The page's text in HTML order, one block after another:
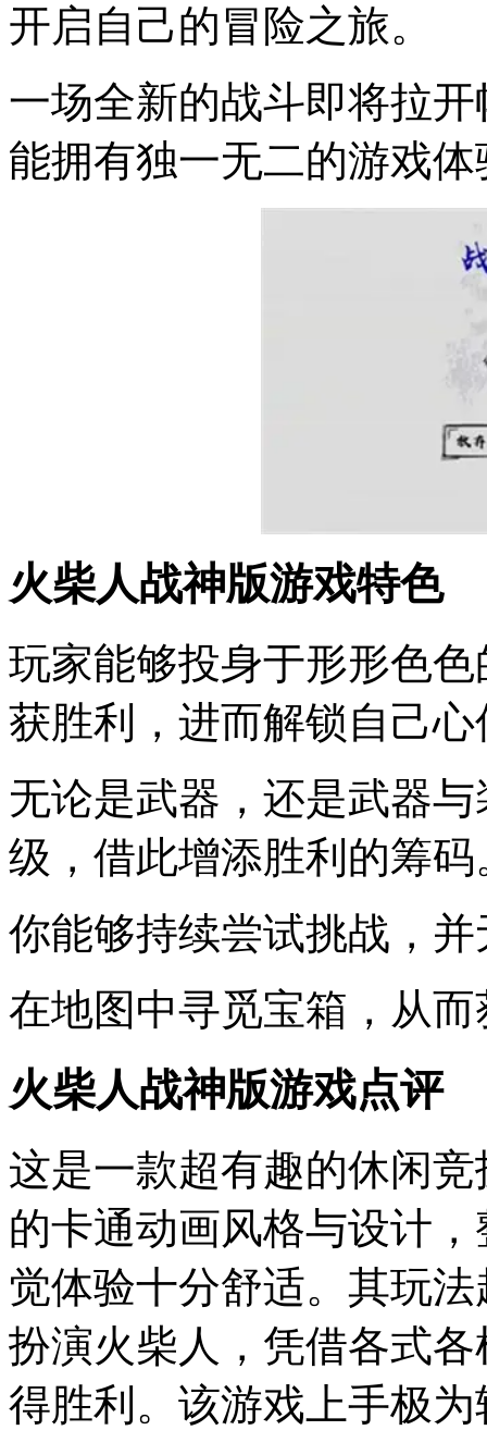
开启自己的冒险之旅。
一场全新的战斗即将拉
能拥有独一无二的游戏体
火柴人战神版游戏特色
玩家能够投身于形形色
获胜利，进而解锁自己
无论是武器，还是武器
级，借此增添胜利的筹码
你能够持续尝试挑战，
在地图中寻觅宝箱，从
火柴人战神版游戏点评
这是一款超有趣的休闲
的卡通动画风格与设计
觉体验十分舒适。其玩
扮演火柴人，凭借各式
得胜利。该游戏上手极